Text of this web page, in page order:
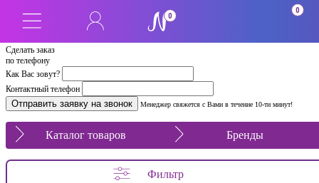
Сделать заказ
по телефону
Как Вас зовут?
Контактный телефон
Менеджер свяжется с Вами в течение 10-ти минут!
0
0
Каталог товаров Бренды
Фильтр